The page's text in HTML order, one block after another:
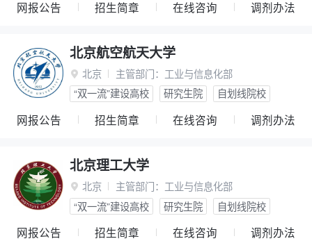
网报公告 招生简章 在线咨询 调剂办法
北京航空航天大学
 北京 主管部门： 工业与信息化部
“双一流”建设高校
研究生院 自划线院校
网报公告 招生简章 在线咨询 调剂办法
北京理工大学
 北京 主管部门： 工业与信息化部
“双一流”建设高校
研究生院 自划线院校
网报公告 招生简章 在线咨询 调剂办法